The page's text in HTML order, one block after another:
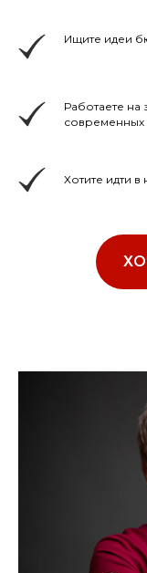
Ищите идеи
Работаете на
современных
Хотите идти